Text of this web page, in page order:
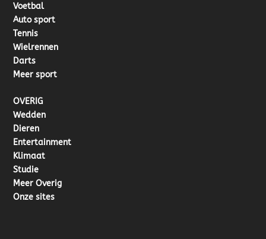
Voetbal
Auto sport
Tennis
Wielrennen
Darts
Meer sport
OVERIG
Wedden
Dieren
Entertainment
Klimaat
Studie
Meer Overig
Onze sites